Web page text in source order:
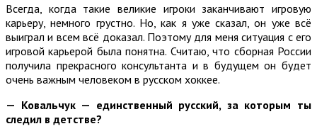
Всегда, когда такие великие игроки заканчивают игровую
карьеру, немного грустно. Но, как я уже сказал, он уже всё
выиграл и всем всё доказал. Поэтому для меня ситуация с его
игровой карьерой была понятна. Считаю, что сборная России
получила прекрасного консультанта и в будущем он будет
очень важным человеком в русском хоккее.
— Ковальчук — единственный русский, за которым ты
следил в детстве?